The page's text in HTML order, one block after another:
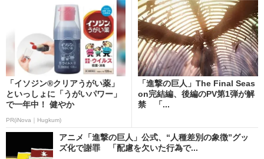
「イソジン®クリアうがい薬」
といっしょに「うがいパワー」
で一年中！ 健やか
PR(iNova｜Hugkum)
「進撃の巨人」The Final Seas
on完結編、後編のPV第1弾が解
禁 「...
アニメ「進撃の巨人」公式、“人種差別の象徴”グッ
ズ化で謝罪 「配慮を欠いた行為で...